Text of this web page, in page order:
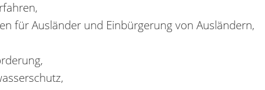
für Ausländer und Einbürgerung von Ausländern,